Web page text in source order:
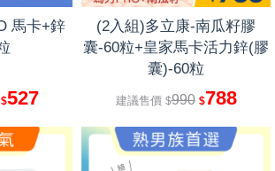
馬卡+鋅
$527
(2入組)多立康-南瓜籽膠
囊-60粒+皇家馬卡活力鋅(膠
囊)-60粒
建議售價 $990 $788